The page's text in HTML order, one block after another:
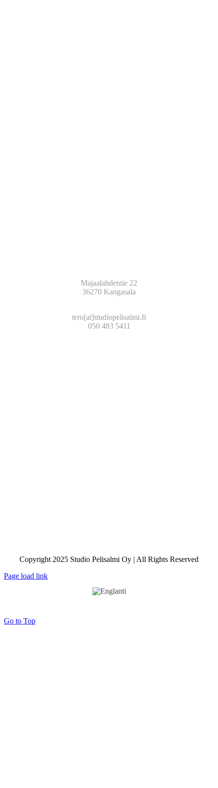
Majaalahdentie 22
36270 Kangasala
tero[at]studiopelisalmi.fi
050 483 5411
Copyright 2025 Studio Pelisalmi Oy | All Rights Reserved
Page load link
Go to Top